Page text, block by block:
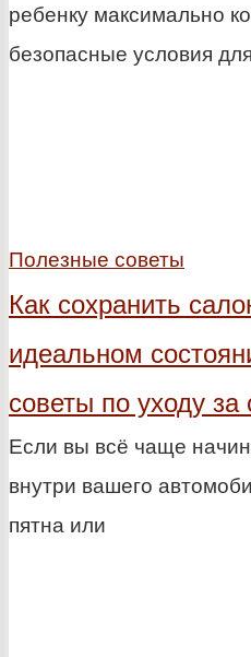
ребенку максимально
безопасные условия
Полезные советы
Как сохранить
идеальном
советы по уходу за
Если вы всё чаще
внутри вашего
пятна или